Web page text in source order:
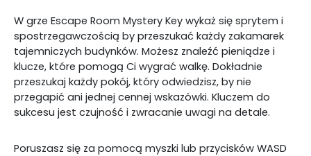
W grze Escape Room Mystery Key wykaż się sprytem i
spostrzegawczością by przeszukać każdy zakamarek
tajemniczych budynków. Możesz znaleźć pieniądze i
klucze, które pomogą Ci wygrać walkę. Dokładnie
przeszukaj każdy pokój, który odwiedzisz, by nie
przegapić ani jednej cennej wskazówki. Kluczem do
sukcesu jest czujność i zwracanie uwagi na detale.
Poruszasz się za pomocą myszki lub przycisków WASD